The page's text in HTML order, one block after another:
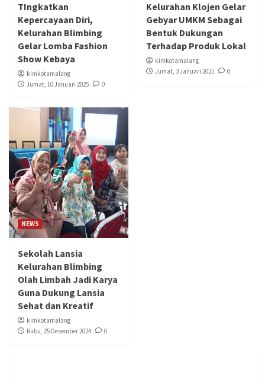
TIngkatkan
Kepercayaan Diri,
Kelurahan Blimbing
Gelar Lomba Fashion
Show Kebaya
kimkotamalang
Jumat, 10 Januari 2025
0
Kelurahan Klojen Gelar
Gebyar UMKM Sebagai
Bentuk Dukungan
Terhadap Produk Lokal
kimkotamalang
Jumat, 3 Januari 2025
0
NEWS
Sekolah Lansia
Kelurahan Blimbing
Olah Limbah Jadi Karya
Guna Dukung Lansia
Sehat dan Kreatif
kimkotamalang
Rabu, 25 Desember 2024
0